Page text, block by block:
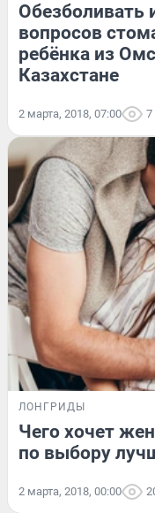
Обезболивать
вопросов
ребёнка из
Казахстане
2 марта, 2018, 07:00 7
ЛОНГРИДЫ
Чего хочет
по выбору
2 марта, 2018, 00:00